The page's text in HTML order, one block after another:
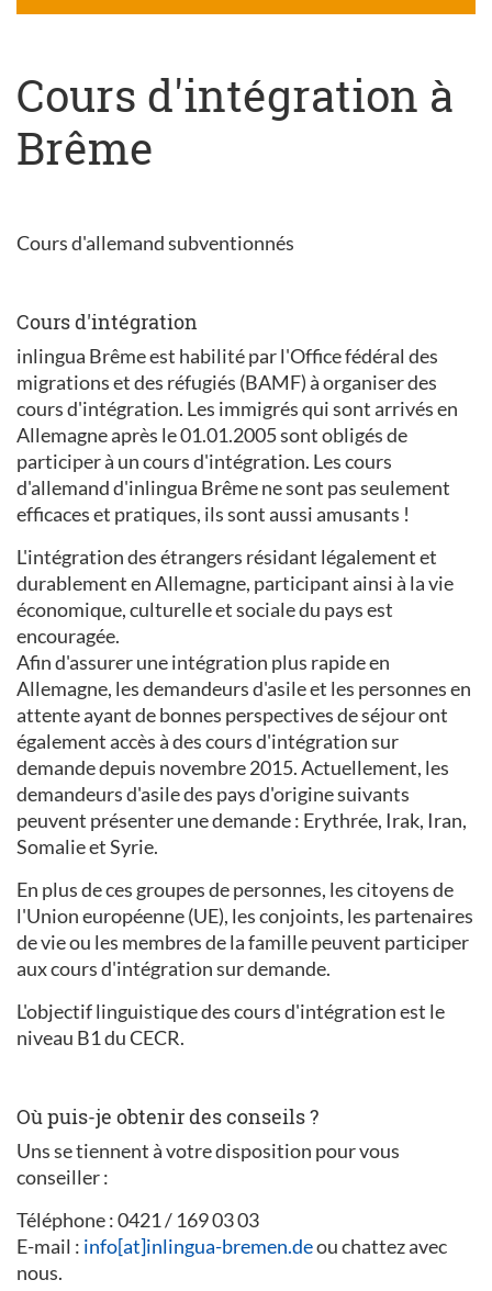
Cours d'intégration à
Brême
Cours d'allemand subventionnés
Cours d'intégration
inlingua Brême est habilité par l'Office fédéral des
migrations et des réfugiés (BAMF) à organiser des
cours d'intégration. Les immigrés qui sont arrivés en
Allemagne après le 01.01.2005 sont obligés de
participer à un cours d'intégration. Les cours
d'allemand d'inlingua Brême ne sont pas seulement
efficaces et pratiques, ils sont aussi amusants !
L'intégration des étrangers résidant légalement et
durablement en Allemagne, participant ainsi à la vie
économique, culturelle et sociale du pays est
encouragée.
Afin d'assurer une intégration plus rapide en
Allemagne, les demandeurs d'asile et les personnes en
attente ayant de bonnes perspectives de séjour ont
également accès à des cours d'intégration sur
demande depuis novembre 2015. Actuellement, les
demandeurs d'asile des pays d'origine suivants
peuvent présenter une demande : Erythrée, Irak, Iran,
Somalie et Syrie.
En plus de ces groupes de personnes, les citoyens de
l'Union européenne (UE), les conjoints, les partenaires
de vie ou les membres de la famille peuvent participer
aux cours d'intégration sur demande.
L'objectif linguistique des cours d'intégration est le
niveau B1 du CECR.
Où puis-je obtenir des conseils ?
Uns se tiennent à votre disposition pour vous
conseiller :
Téléphone : 0421 / 169 03 03
E-mail : info[at]inlingua-bremen.deou chattez avec
nous.